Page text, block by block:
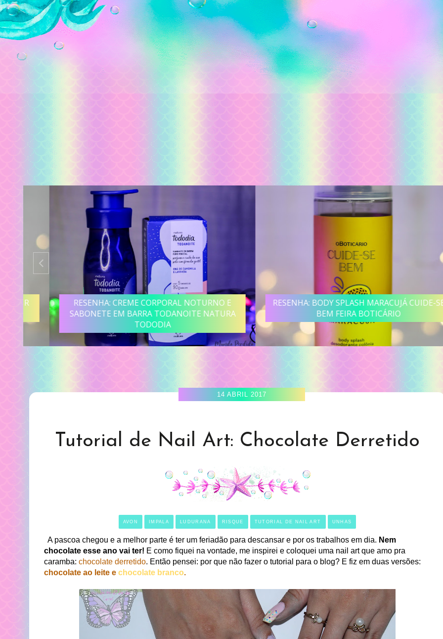
RESENHA: CREME CORPORAL NOTURNO E
SABONETE EM BARRA TODANOITE NATURA
TODODIA
RESENHA: BODY SPLASH MARACUJÁ CUIDE-SE
BEM FEIRA BOTICÁRIO
14 ABRIL 2017
Tutorial de Nail Art: Chocolate Derretido
AVON IMPALA LUDURANA RISQUE TUTORIAL DE NAIL ART UNHAS
A pascoa chegou e a melhor parte é ter um feriadão para descansar e por os trabalhos em dia. Nem
chocolate esse ano vai ter! E como fiquei na vontade, me inspirei e coloquei uma nail art que amo pra
caramba: chocolate derretido. Então pensei: por que não fazer o tutorial para o blog? E fiz em duas versões:
chocolate ao leite e chocolate branco.